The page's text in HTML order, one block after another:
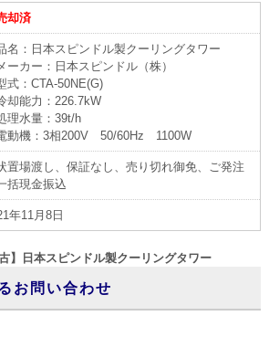
却済
名：日本スピンドル製クーリングタワー
ーカー：日本スピンドル（株）
式：CTA-50NE(G)
却能力：226.7kW
理水量：39t/h
動機：3相200V 50/60Hz 1100W
置場渡し、保証なし、売り切れ御免、ご発注
括現金振込
年11月8日
】日本スピンドル製クーリングタワー
お問い合わせ